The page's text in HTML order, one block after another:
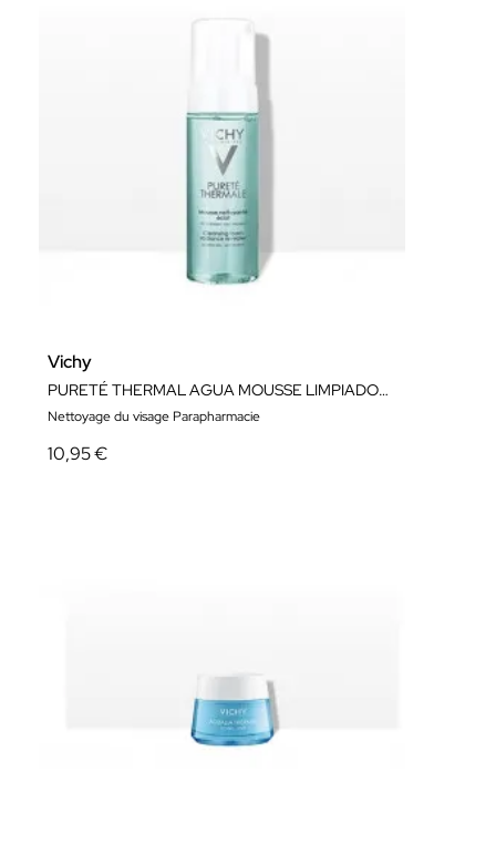
Vichy
PURETÉ THERMAL AGUA MOUSSE LIMPIADORA 150ML
Nettoyage du visage Parapharmacie
10,95 €